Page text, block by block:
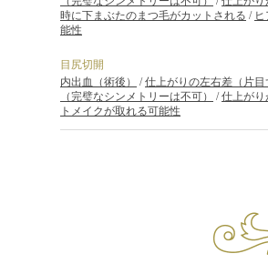
時に下まぶたのまつ毛がカットされる /
能性
目尻切開
内出血（術後）
/仕上がりの左右差（片目
（完璧なシンメトリーは不可）
/仕上がり
トメイクが取れる可能性